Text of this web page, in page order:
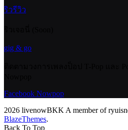
ริวรีวิว
gig & go
Facebook Nowpop
2026 livenowBKK A member of
BlazeThemes.
Back To Top